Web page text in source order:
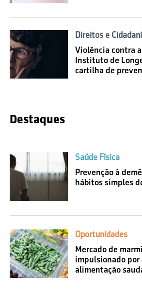
Direitos e
Violência contra
Instituto de
cartilha de
Destaques
Saúde Física
Prevenção à
hábitos simples
Oportunidades
Mercado de
impulsionado por
alimentação